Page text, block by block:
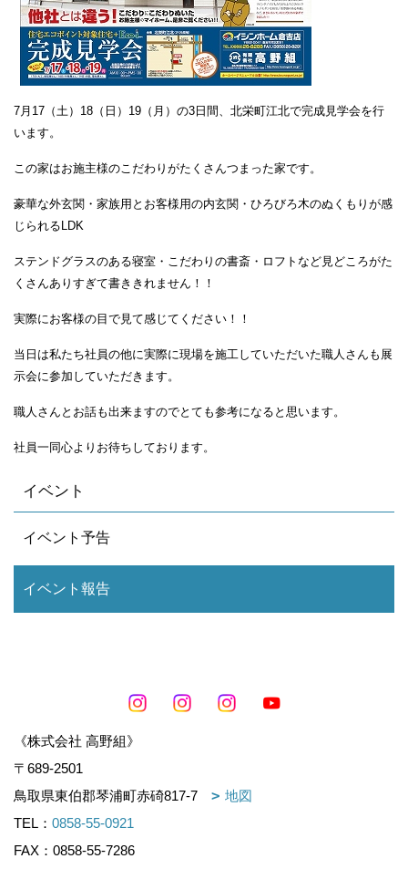
7月17（土）18（日）19（月）の3日間、北栄町江北で完成見学会を行
います。
この家はお施主様のこだわりがたくさんつまった家です。
豪華な外玄関・家族用とお客様用の内玄関・ひろびろ木のぬくもりが感
じられるLDK
ステンドグラスのある寝室・こだわりの書斎・ロフトなど見どころがた
くさんありすぎて書ききれません！！
実際にお客様の目で見て感じてください！！
当日は私たち社員の他に実際に現場を施工していただいた職人さんも展
示会に参加していただきます。
職人さんとお話も出来ますのでとても参考になると思います。
社員一同心よりお待ちしております。
イベント
イベント予告
イベント報告
《株式会社 高野組》
〒689-2501
鳥取県東伯郡琴浦町赤碕817-7
地図
TEL： 0858-55-0921
FAX：0858-55-7286